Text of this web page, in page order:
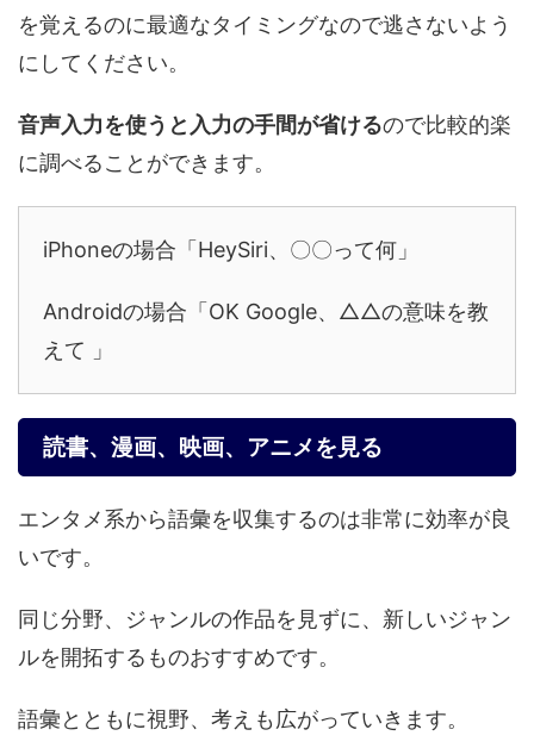
を覚えるのに最適なタイミングなので逃さないよう
にしてください。
音声入力を使うと入力の手間が省けるので比較的楽
に調べることができます。
iPhoneの場合「HeySiri、〇〇って何」
Androidの場合「OK Google、△△の意味を教
えて 」
読書、漫画、映画、アニメを見る
エンタメ系から語彙を収集するのは非常に効率が良
いです。
同じ分野、ジャンルの作品を見ずに、新しいジャン
ルを開拓するものおすすめです。
語彙とともに視野、考えも広がっていきます。